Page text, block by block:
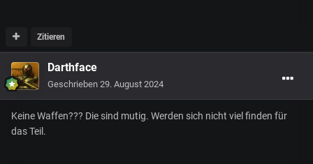
Zitieren
Darthface
Geschrieben 29. August 2024
Keine Waffen??? Die sind mutig. Werden sich nicht viel finden für
das Teil.